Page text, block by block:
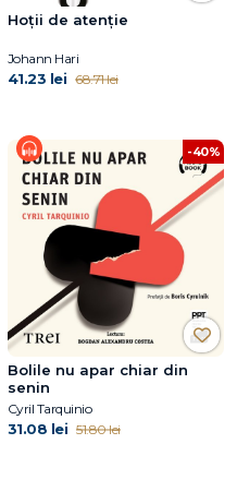
Hoții de atenție
Johann Hari
41.23 lei 68.71 lei
-40%
Bolile nu apar chiar din
senin
Cyril Tarquinio
31.08 lei 51.80 lei